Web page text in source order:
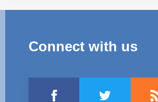
Connect with us